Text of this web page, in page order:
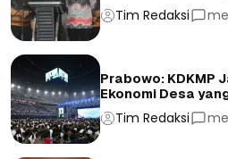
Tim Redaksi
Prabowo: KDKMP
Ekonomi Desa
Tim Redaksi